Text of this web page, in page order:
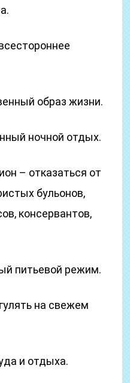
образ жизни.
ночной отдых.
– отказаться от
бульонов,
консервантов,
питьевой режим.
на свежем
и отдыха.